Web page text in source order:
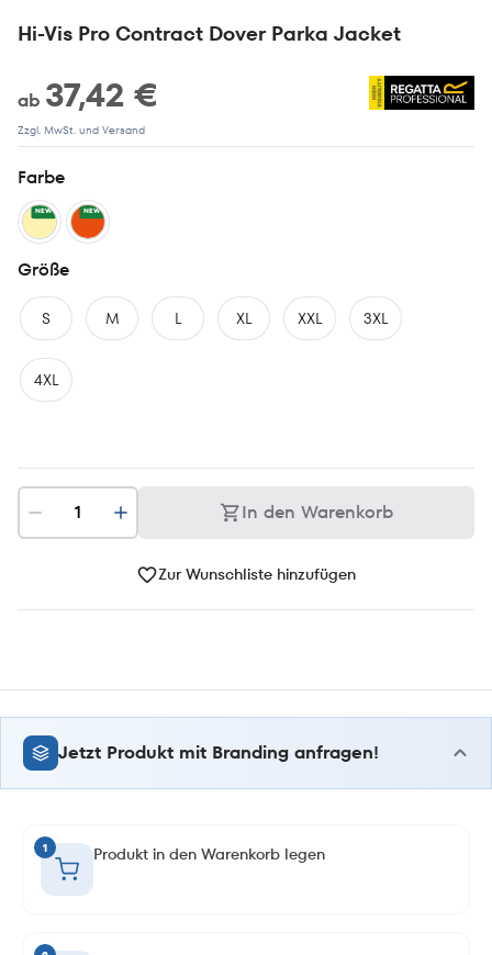
Hi-Vis Pro Contract Dover Parka Jacket
ab 37,42 €
Zzgl. MwSt. und Versand
Farbe
NEW NEW
Größe
S M L XL XXL 3XL
4XL
In den Warenkorb
Zur Wunschliste hinzufügen
Jetzt Produkt mit Branding anfragen!
1 Produkt in den Warenkorb legen